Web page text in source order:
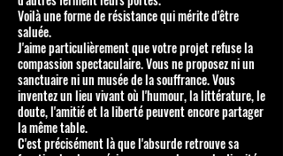
Voilà une forme de résistance qui mérite d'être
saluée.
J'aime particulièrement que votre projet refuse la
compassion spectaculaire. Vous ne proposez ni un
sanctuaire ni un musée de la souffrance. Vous
inventez un lieu vivant où l'humour, la littérature, le
doute, l'amitié et la liberté peuvent encore partager
la même table.
C'est précisément là que l'absurde retrouve sa